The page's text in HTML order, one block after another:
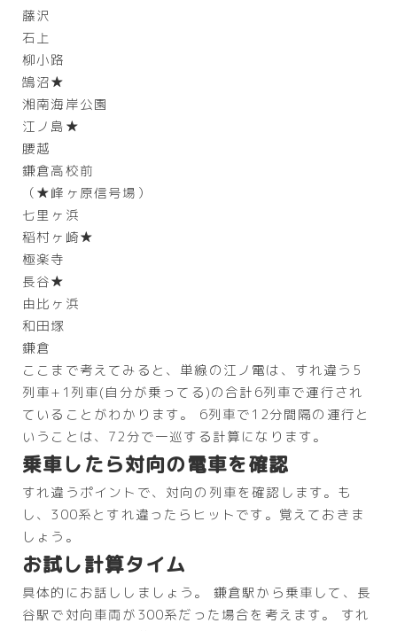
藤沢
石上
柳小路
鵠沼★
湘南海岸公園
江ノ島★
腰越
鎌倉高校前
（★峰ヶ原信号場）
七里ヶ浜
稲村ヶ崎★
極楽寺
長谷★
由比ヶ浜
和田塚
鎌倉
ここまで考えてみると、単線の江ノ電は、すれ違う5
列車+1列車(自分が乗ってる)の合計6列車で運行され
ていることがわかります。 6列車で12分間隔の運行と
いうことは、72分で一巡する計算になります。
乗車したら対向の電車を確認
すれ違うポイントで、対向の列車を確認します。も
し、300系とすれ違ったらヒットです。覚えておきま
しょう。
お試し計算タイム
具体的にお話ししましょう。 鎌倉駅から乗車して、長
谷駅で対向車両が300系だった場合を考えます。 すれ